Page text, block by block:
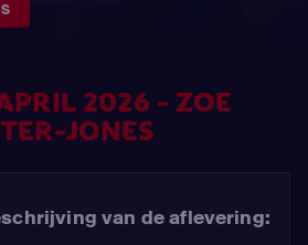
2026 - ZOE
JONES
van de aflevering: